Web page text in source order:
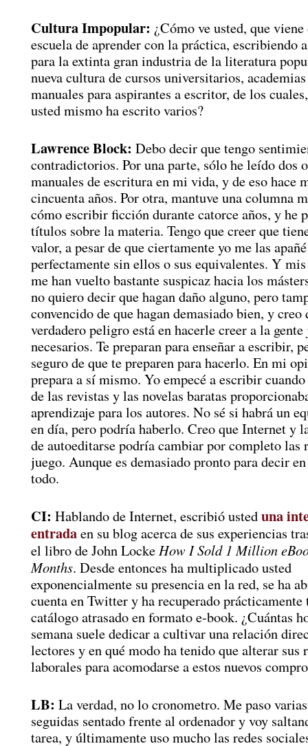
Cultura Impopular: ¿Cómo ve usted, que
escuela de aprender con la práctica, escribiendo
para la extinta gran industria de la literatura
nueva cultura de cursos universitarios,
manuales para aspirantes a escritor, de los
usted mismo ha escrito varios?
Lawrence Block: Debo decir que tengo
contradictorios. Por una parte, sólo he leído dos
manuales de escritura en mi vida, y de eso hace
cincuenta años. Por otra, mantuve una columna
cómo escribir ficción durante catorce años, y he
títulos sobre la materia. Tengo que creer que
valor, a pesar de que ciertamente yo me las apañé
perfectamente sin ellos o sus equivalentes. Y mis
me han vuelto bastante suspicaz hacia los
no quiero decir que hagan daño alguno, pero
convencido de que hagan demasiado bien, y creo
verdadero peligro está en hacerle creer a la gente
necesarios. Te preparan para enseñar a escribir,
seguro de que te preparen para hacerlo. En mi
prepara a sí mismo. Yo empecé a escribir
de las revistas y las novelas baratas
aprendizaje para los autores. No sé si habrá un
en día, pero podría haberlo. Creo que Internet y
de autoeditarse podría cambiar por completo las
juego. Aunque es demasiado pronto para decir
todo.
CI: Hablando de Internet, escribió usteduna
entradaen su blog acerca de sus experiencias
el libro de John Locke How I Sold 1 Million
Months. Desde entonces ha multiplicado usted
exponencialmente su presencia en la red, se ha
cuenta en Twitter y ha recuperado prácticamente
catálogo atrasado en formato e-book. ¿Cuántas
semana suele dedicar a cultivar una relación
lectores y en qué modo ha tenido que alterar sus
laborales para acomodarse a estos nuevos
LB: La verdad, no lo cronometro. Me paso
seguidas sentado frente al ordenador y voy
tarea, y últimamente uso mucho las redes